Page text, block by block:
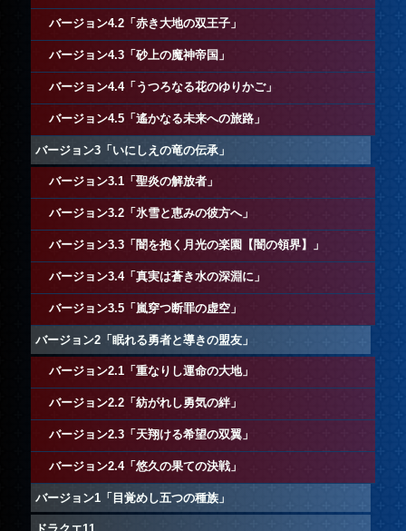
バージョン4.2「赤き大地の双王子」
バージョン4.3「砂上の魔神帝国」
バージョン4.4「うつろなる花のゆりかご」
バージョン4.5「遙かなる未来への旅路」
バージョン3「いにしえの竜の伝承」
バージョン3.1「聖炎の解放者」
バージョン3.2「氷雪と恵みの彼方へ」
バージョン3.3「闇を抱く月光の楽園【闇の領界】」
バージョン3.4「真実は蒼き水の深淵に」
バージョン3.5「嵐穿つ断罪の虚空」
バージョン2「眠れる勇者と導きの盟友」
バージョン2.1「重なりし運命の大地」
バージョン2.2「紡がれし勇気の絆」
バージョン2.3「天翔ける希望の双翼」
バージョン2.4「悠久の果ての決戦」
バージョン1「目覚めし五つの種族」